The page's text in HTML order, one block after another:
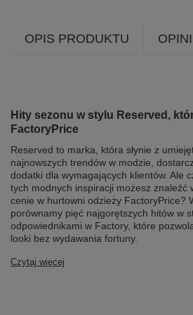
OPIS PRODUKTU
Hity sezonu w stylu Reserved,
FactoryPrice
Reserved to marka, która słynie z
najnowszych trendów w modzie,
dodatki dla wymagających klientów. Ale
tych modnych inspiracji możesz znaleźć
cenie w hurtowni odzieży FactoryPrice?
porównamy pięć najgorętszych hitów w
odpowiednikami w Factory, które
looki bez wydawania fortuny.
Czytaj więcej